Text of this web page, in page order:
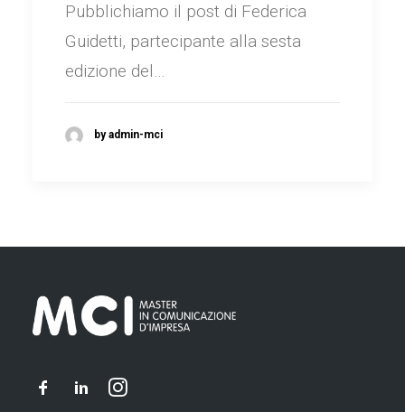
Pubblichiamo il post di Federica
Guidetti, partecipante alla sesta
edizione del…
by admin-mci